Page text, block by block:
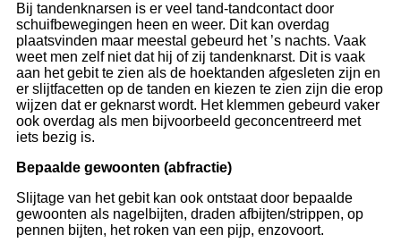
Bij tandenknarsen is er veel tand-tandcontact door
schuifbewegingen heen en weer. Dit kan overdag
plaatsvinden maar meestal gebeurd het ’s nachts. Vaak
weet men zelf niet dat hij of zij tandenknarst. Dit is vaak
aan het gebit te zien als de hoektanden afgesleten zijn en
er slijtfacetten op de tanden en kiezen te zien zijn die erop
wijzen dat er geknarst wordt. Het klemmen gebeurd vaker
ook overdag als men bijvoorbeeld geconcentreerd met
iets bezig is.
Bepaalde gewoonten (abfractie)
Slijtage van het gebit kan ook ontstaat door bepaalde
gewoonten als nagelbijten, draden afbijten/strippen, op
pennen bijten, het roken van een pijp, enzovoort.